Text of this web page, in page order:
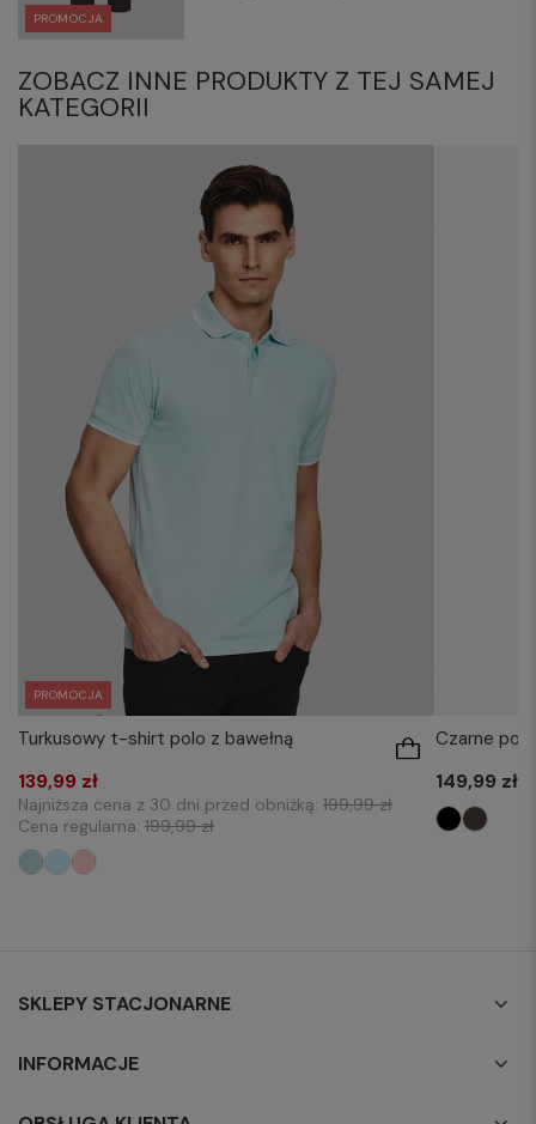
PROMOCJA
ZOBACZ INNE PRODUKTY Z TEJ SAMEJ
KATEGORII
PROMOCJA
Turkusowy t-shirt polo z bawełną
139,99 zł
Najniższa cena z 30 dni przed obniżką: 199,99 zł
Cena regularna: 199,99 zł
Czarne
149,99 zł
SKLEPY STACJONARNE
INFORMACJE